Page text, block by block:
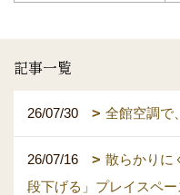
記事一覧
26/07/30 全館空調で
26/07/16
散らかりに
段下げる」プレイスペー